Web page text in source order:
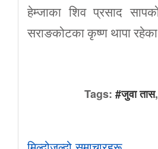
हेम्जाका शिव प्रसाद
सराङकोटका कृष्ण थापा
Tags: #जुवा तास,